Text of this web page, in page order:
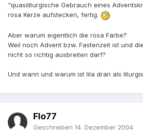
"quasiliturgische Gebrauch eines
rosa Kerze aufstecken, fertig.
Aber warum eigentlich die rosa Farbe?
Weil noch Advent bzw. Fastenzeit ist und
nicht so richtig ausbreiten darf?
Und wann und warum ist lila dran als
Flo77
Geschrieben 14. Dezember 2004